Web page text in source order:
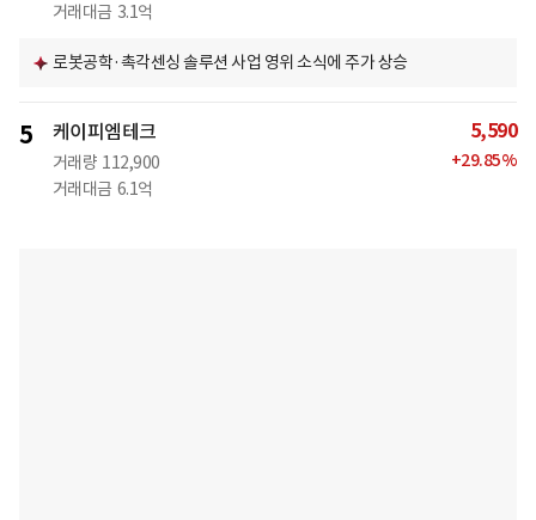
거래대금 3.1억
로봇공학·촉각센싱 솔루션 사업 영위 소식에 주가 상승
5 케이피엠테크
거래량 112,900
거래대금 6.1억
5,590
+29.85%